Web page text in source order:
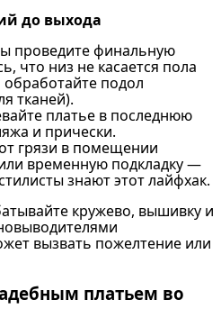
до выхода
проведите финальную
что низ не касается пола
подол
тканей).
платье в последнюю
и прически.
грязи в помещении
временную подкладку —
знают этот лайфхак.
кружево, вышивку и
вызвать пожелтение или
платьем во